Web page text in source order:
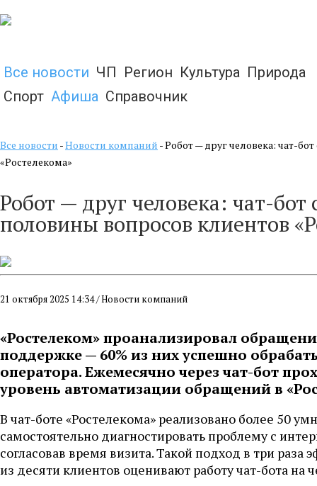
Все новости ЧП Регион Культура Природа
Спорт Афиша Справочник
Все новости -Новости компаний - Робот — друг человека: чат-
«Ростелекома»
Робот — друг человека: чат-
половины вопросов клиентов
21 октября 2025 14:34 / Новости компаний
«Ростелеком» проанализировал
поддержке — 60% из них успешно
оператора. Ежемесячно через чат-бот
уровень автоматизации обращений в
В чат-боте «Ростелекома» реализовано более 50
самостоятельно диагностировать проблему с
согласовав время визита. Такой подход в три
из десяти клиентов оценивают работу чат-бота на